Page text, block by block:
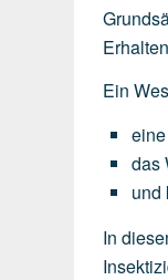
Ein
eine
das
und
In